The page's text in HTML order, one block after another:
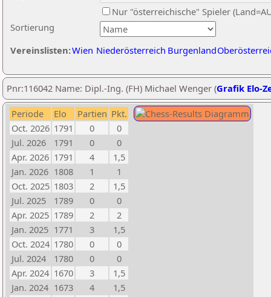
Sortierung
Nur "österreichische" Spieler
Vereinslisten:Wien Niederösterreich Burgenland
Pnr:116042 Name: Dipl.-Ing. (FH) Michael Wenger (Grafik Elo-
Periode Elo Partien Pkt.
Oct. 2026 1791 0
0
Jul. 2026
1791 0
0
Apr. 2026 1791 4
1,5
Jan. 2026 1808 1
1
Oct. 2025 1803 2
1,5
Jul. 2025
1789 0
0
Apr. 2025 1789 2
2
Jan. 2025 1771 3
1,5
Oct. 2024 1780 0
0
Jul. 2024
1780 0
0
Apr. 2024 1670 3
1,5
Jan. 2024 1673 4
1,5